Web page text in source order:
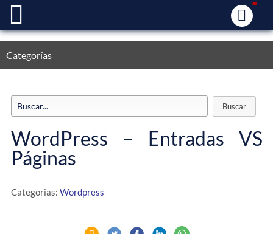
Categorías
WordPress – Entradas VS
Páginas
Categorias: Wordpress